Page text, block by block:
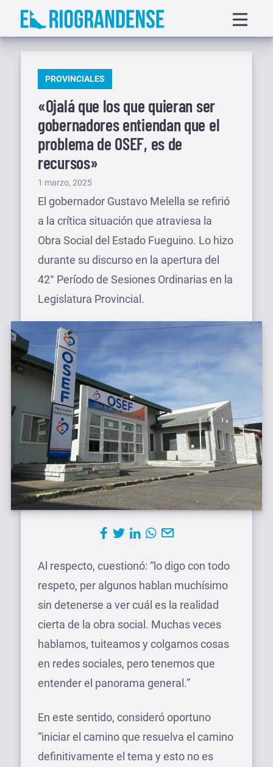
Saltar
menu
PUBLICADO
PROVINCIALES
«Ojalá que los que quieran ser
gobernadores entiendan que el
problema de OSEF, es de
recursos»
Publicado
el
1 marzo, 2025
El gobernador Gustavo Melella se refirió
a la crítica situación que atraviesa la
Obra Social del Estado Fueguino. Lo hizo
durante su discurso en la apertura del
42° Período de Sesiones Ordinarias en la
Legislatura Provincial.
Al respecto, cuestionó: “lo digo con todo
respeto, per algunos hablan muchísimo
sin detenerse a ver cuál es la realidad
cierta de la obra social. Muchas veces
hablamos, tuiteamos y colgamos cosas
en redes sociales, pero tenemos que
entender el panorama general.”
En este sentido, consideró oportuno
“iniciar el camino que resuelva el camino
definitivamente el tema y esto no es